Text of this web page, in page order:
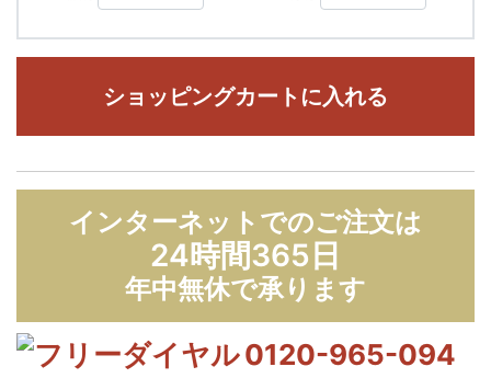
ショッピングカートに入れる
インターネットでのご注文は
24時間365日
年中無休で承ります
0120-965-094